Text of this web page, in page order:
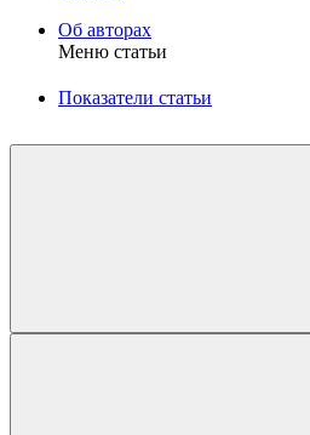
Об авторах
Меню статьи
Показатели статьи